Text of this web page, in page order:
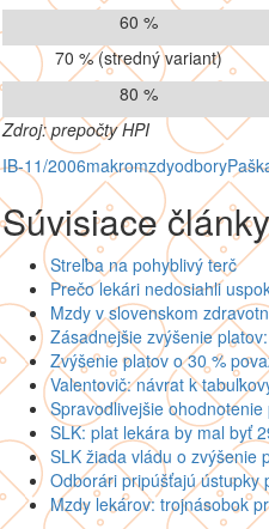
60 %
70 % (stredný variant)
80 %
Zdroj: prepočty HPI
IB-11/2006makromzdyodbory
Súvisiace články
Streľba na pohyblivý terč
Prečo lekári nedosiahli
Mzdy v slovenskom
Zásadnejšie zvýšenie
Zvýšenie platov o 30 %
Valentovič: návrat k
Spravodlivejšie
SLK: plat lekára by mal byť
SLK žiada vládu o zvýšenie
Odborári pripúšťajú ústupky
Mzdy lekárov: trojnásobok